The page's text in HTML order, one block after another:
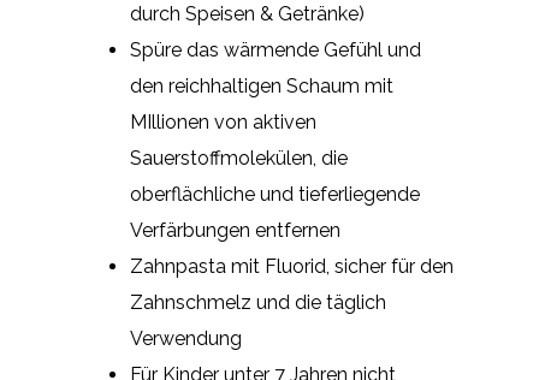
durch Speisen & Getränke)
Spüre das wärmende Gefühl und
den reichhaltigen Schaum mit
MIllionen von aktiven
Sauerstoffmolekülen, die
oberflächliche und tieferliegende
Verfärbungen entfernen
Zahnpasta mit Fluorid, sicher für den
Zahnschmelz und die täglich
Verwendung
Für Kinder unter 7 Jahren nicht